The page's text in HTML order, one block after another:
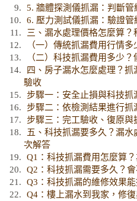
5. 牆體探測儀抓漏：判斷管
6. 壓力測試儀抓漏：驗證
三、漏水處理價格怎麼算
（一）傳統抓漏費用行情
（二）科技抓漏費用多少
四、房子漏水怎麼處理？
驗收
步驟一：安全止損與科技抓
步驟二：依檢測結果進行抓
步驟三：完工驗收、復原與
五、科技抓漏要多久？漏
次解答
Q1：科技抓漏費用怎麼算
Q2：科技抓漏需要多久？
Q3：科技抓漏的維修效果能
Q4：樓上漏水到我家，修